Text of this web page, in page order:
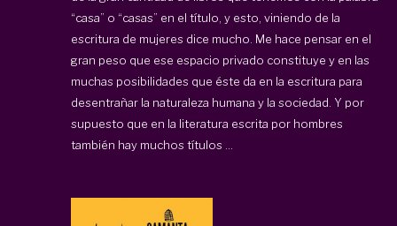
“casa” o “casas” en el título, y esto, viniendo de la
escritura de mujeres dice mucho. Me hace pensar en el
gran peso que ese espacio privado constituye y en las
muchas posibilidades que éste da en la escritura para
desentrañar la naturaleza humana y la sociedad. Y por
supuesto que en la literatura escrita por hombres
también hay muchos títulos ...